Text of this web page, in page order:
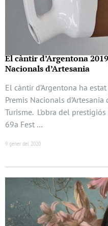
El càntir d’Argentona
Nacionals d’Artesania
El càntir d’Argentona ha
Premis Nacionals
Turisme. L’obra del
69a Fest …
9 gener del 2020